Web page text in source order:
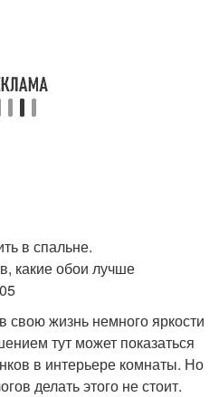
свою жизнь немного яркости
тут может показаться
в интерьере комнаты. Но
делать этого не стоит.